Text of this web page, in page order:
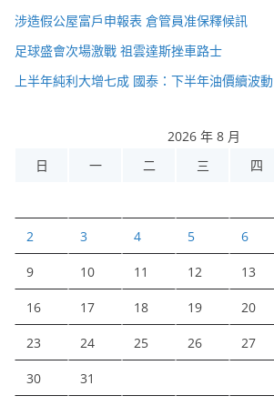
涉造假公屋富戶申報表 倉管員准保釋候訊
足球盛會次場激戰 祖雲達斯挫車路士
上半年純利大增七成 國泰：下半年油價續波動
2026 年 8 月
日
一 二 三 四
2 3 4 5 6
9 10 11 12 13
16 17 18 19 20
23 24 25 26 27
30 31